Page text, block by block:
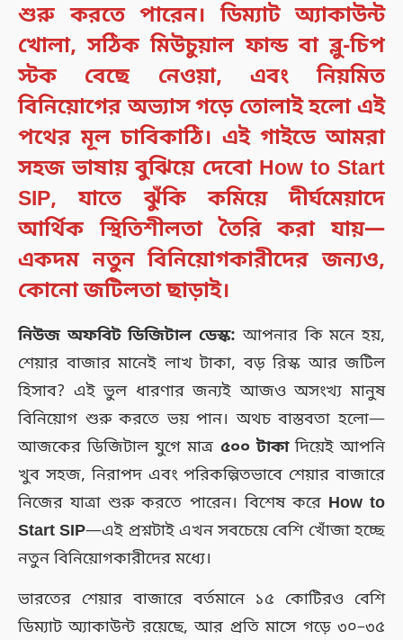
শুরু করতে পারেন। ডিম্যাট অ্যাকাউন্ট
খোলা, সঠিক মিউচুয়াল ফান্ড বা ব্লু-চিপ
স্টক বেছে নেওয়া, এবং নিয়মিত
বিনিয়োগের অভ্যাস গড়ে তোলাই হলো এই
পথের মূল চাবিকাঠি। এই গাইডে আমরা
সহজ ভাষায় বুঝিয়ে দেবো How to Start
SIP, যাতে ঝুঁকি কমিয়ে দীর্ঘমেয়াদে
আর্থিক স্থিতিশীলতা তৈরি করা যায়—
একদম নতুন বিনিয়োগকারীদের জন্যও,
কোনো জটিলতা ছাড়াই।
নিউজ অফবিট ডিজিটাল ডেস্ক:আপনার কি মনে হয়,
শেয়ার বাজার মানেই লাখ টাকা, বড় রিস্ক আর জটিল
হিসাব? এই ভুল ধারণার জন্যই আজও অসংখ্য মানুষ
বিনিয়োগ শুরু করতে ভয় পান। অথচ বাস্তবতা হলো—
আজকের ডিজিটাল যুগে মাত্র ৫০০ টাকাদিয়েই আপনি
খুব সহজ, নিরাপদ এবং পরিকল্পিতভাবে শেয়ার বাজারে
নিজের যাত্রা শুরু করতে পারেন। বিশেষ করে How to
Start SIP—এই প্রশ্নটাই এখন সবচেয়ে বেশি খোঁজা হচ্ছে
নতুন বিনিয়োগকারীদের মধ্যে।
ভারতের শেয়ার বাজারে বর্তমানে ১৫ কোটিরও বেশি
ডিম্যাট অ্যাকাউন্ট রয়েছে, আর প্রতি মাসে গড়ে ৩০–৩৫